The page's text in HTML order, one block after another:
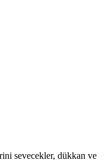
sevecekler, dükkan ve